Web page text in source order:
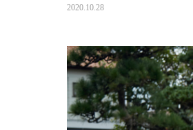
2020.10.28